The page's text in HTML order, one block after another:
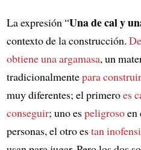
La expresión “Una de cal y
contexto de la construcción.
obtiene una argamasa, un
tradicionalmentepara construir
muy diferentes; el primeroes
conseguir; uno espeligrosoen
personas, el otro estan